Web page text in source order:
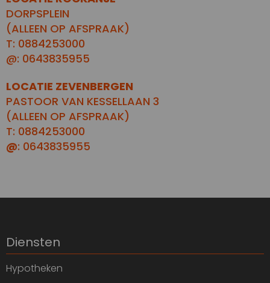
DORPSPLEIN
(ALLEEN OP AFSPRAAK)
T: 0884253000
@: 0643835955
LOCATIE ZEVENBERGEN
PASTOOR VAN KESSELLAAN 3
(ALLEEN OP AFSPRAAK)
T: 0884253000
@: 0643835955
Diensten
Hypotheken